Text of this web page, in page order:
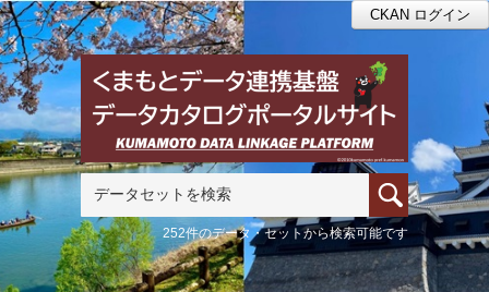
CKAN ログイン
252件のデータ・セットから検索可能です